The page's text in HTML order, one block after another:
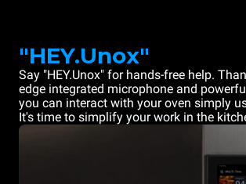
"HEY.Unox"
Say "HEY.Unox" for hands-free help.
edge integrated microphone and
you can interact with your oven simply
It's time to simplify your work in the